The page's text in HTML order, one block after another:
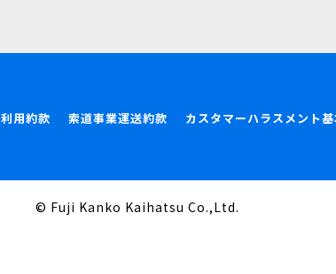
用約款 索道事業運送約款 カスタマーハラスメント
© Fuji Kanko Kaihatsu Co.,Ltd.